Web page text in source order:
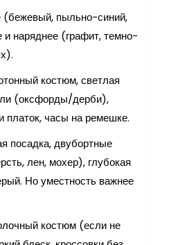
(бежевый, пыльно-синий,
наряднее (графит, темно-
костюм, светлая
(оксфорды/дерби),
платок, часы на ремешке.
посадка, двубортные
лен, мохер), глубокая
Но уместность важнее
костюм (если не